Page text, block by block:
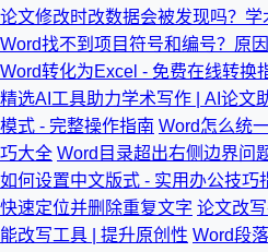
论文修改时改数据会被发现吗？
Word找不到项目符号和编号？原
Word转化为Excel - 免费在线转换
精选AI工具助力学术写作 | AI论文
模式 - 完整操作指南 Word怎么统
巧大全 Word目录超出右侧边界问
如何设置中文版式 - 实用办公技巧
快速定位并删除重复文字 论文改
能改写工具 | 提升原创性 Word段